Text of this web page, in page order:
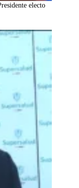
electo